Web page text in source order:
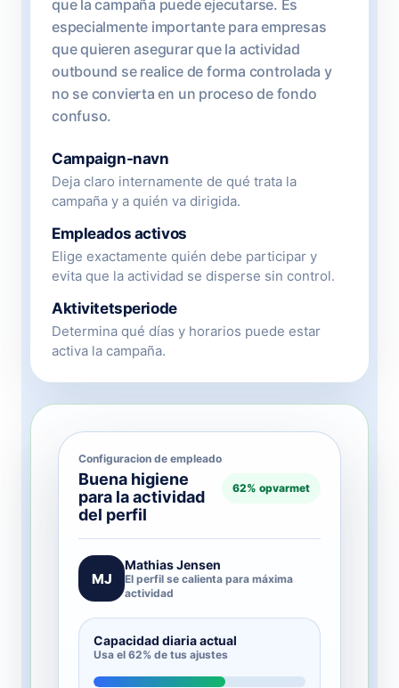
que la campaña puede ejecutarse. Es
especialmente importante para empresas
que quieren asegurar que la actividad
outbound se realice de forma controlada y
no se convierta en un proceso de fondo
confuso.
Campaign-navn
Deja claro internamente de qué trata la
campaña y a quién va dirigida.
Empleados activos
Elige exactamente quién debe participar y
evita que la actividad se disperse sin control.
Aktivitetsperiode
Determina qué días y horarios puede estar
activa la campaña.
Configuracion de empleado
Buena higiene
para la actividad
del perfil
62% opvarmet
MJ
Mathias Jensen
El perfil se calienta para máxima
actividad
Capacidad diaria actual
Usa el 62% de tus ajustes